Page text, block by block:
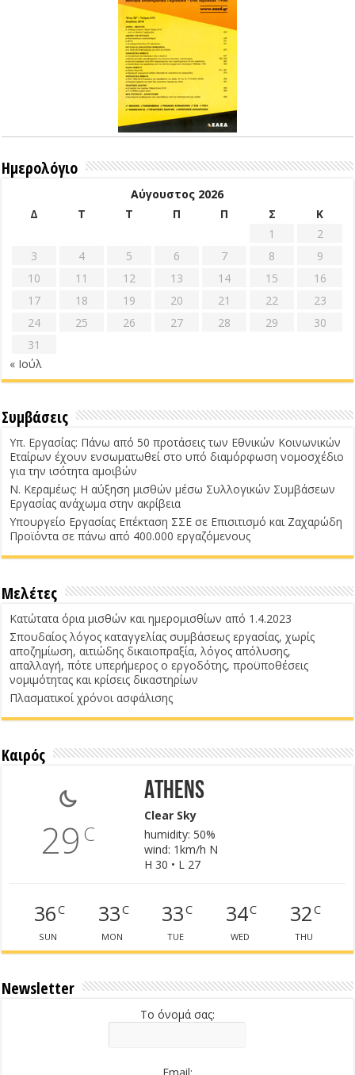
Ημερολόγιο
Αύγουστος 2026
Δ
Τ Τ Π Π Σ
Κ
1
2
3
4 5 6 7 8
9
10
11 12 13 14 15
16
17
18 19 20 21 22
23
24
25 26 27 28 29
30
31
« Ιούλ
Συμβάσεις
Υπ. Εργασίας: Πάνω από 50 προτάσεις των Εθνικών Κοινωνικών
Εταίρων έχουν ενσωματωθεί στο υπό διαμόρφωση νομοσχέδιο
για την ισότητα αμοιβών
Ν. Κεραμέως: Η αύξηση μισθών μέσω Συλλογικών Συμβάσεων
Εργασίας ανάχωμα στην ακρίβεια
Υπουργείο Εργασίας Επέκταση ΣΣΕ σε Επισιτισμό και Ζαχαρώδη
Προϊόντα σε πάνω από 400.000 εργαζόμενους
Μελέτες
Κατώτατα όρια μισθών και ημερομισθίων από 1.4.2023
Σπουδαίος λόγος καταγγελίας συμβάσεως εργασίας, χωρίς
αποζημίωση, αιτιώδης δικαιοπραξία, λόγος απόλυσης,
απαλλαγή, πότε υπερήμερος ο εργοδότης, προϋποθέσεις
νομιμότητας και κρίσεις δικαστηρίων
Πλασματικοί χρόνοι ασφάλισης
Καιρός
29 C
Athens
Clear Sky
humidity: 50%
wind: 1km/h N
H 30 • L 27
36C
SUN
33C
MON
33C
TUE
34C
WED
32C
THU
Newsletter
Το όνομά σας: